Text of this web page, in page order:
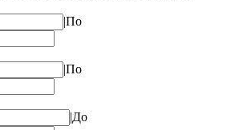
|По
|По
|До